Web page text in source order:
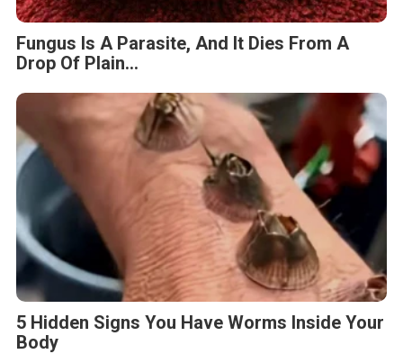
Fungus Is A Parasite, And It Dies From A
Drop Of Plain...
5 Hidden Signs You Have Worms Inside Your
Body